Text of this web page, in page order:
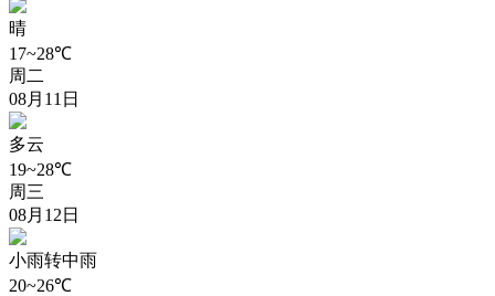
晴
17~28℃
周二
08月11日
多云
19~28℃
周三
08月12日
小雨转中雨
20~26℃